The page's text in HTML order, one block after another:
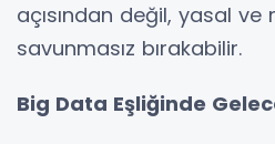
açısından değil, yasal ve
savunmasız bırakabilir.
Big Data Eşliğinde